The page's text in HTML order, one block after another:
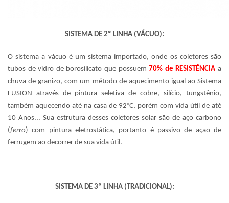
SISTEMA DE 2º LINHA (VÁCUO):
O sistema a vácuo é um sistema importado, onde os coletores são
tubos de vidro de borosilicato que possuem 70% de RESISTÊNCIA a
chuva de granizo, com um método de aquecimento igual ao Sistema
FUSION através de pintura seletiva de cobre, silício, tungstênio,
também aquecendo até na casa de 92°C, porém com vida útil de até
10 Anos... Sua estrutura desses coletores solar são de aço carbono
(ferro) com pintura eletrostática, portanto é passivo de ação de
ferrugem ao decorrer de sua vida útil.
SISTEMA DE 3º LINHA (TRADICIONAL):